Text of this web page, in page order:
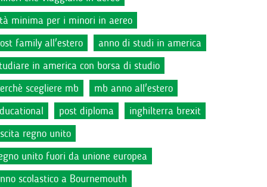
minima per i minori in aereo
family all'estero
anno di studi in america
in america con borsa di studio
scegliere mb
mb anno all'estero
post diploma
inghilterra brexit
regno unito
unito fuori da unione europea
scolastico a Bournemouth